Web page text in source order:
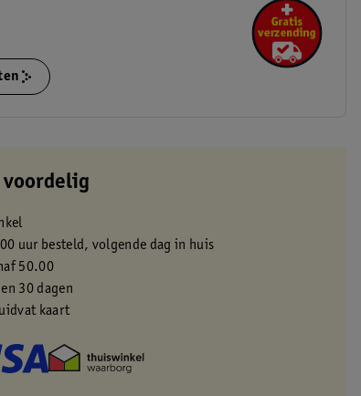
uur besteld, volgende dag in huis
50.00
30 dagen
kaart